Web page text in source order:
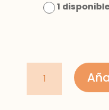
1
mezclilla